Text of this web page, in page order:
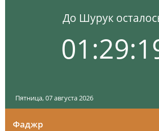
До Шурук
Пятница, 07 августа 2026
Фаджр